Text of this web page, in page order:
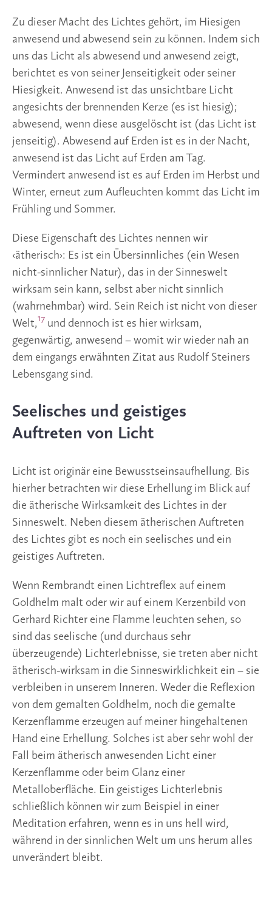
Zu dieser Macht des Lichtes gehört, im Hiesigen
anwesend und abwesend sein zu können. Indem sich
uns das Licht als abwesend und anwesend zeigt,
berichtet es von seiner Jenseitigkeit oder seiner
Hiesigkeit. Anwesend ist das unsichtbare Licht
angesichts der brennenden Kerze (es ist hiesig);
abwesend, wenn diese ausgelöscht ist (das Licht ist
jenseitig). Abwesend auf Erden ist es in der Nacht,
anwesend ist das Licht auf Erden am Tag.
Vermindert anwesend ist es auf Erden im Herbst und
Winter, erneut zum Aufleuchten kommt das Licht im
Frühling und Sommer.
Diese Eigenschaft des Lichtes nennen wir
‹ätherisch›: Es ist ein Übersinnliches (ein Wesen
nicht-sinnlicher Natur), das in der Sinneswelt
wirksam sein kann, selbst aber nicht sinnlich
(wahrnehmbar) wird. Sein Reich ist nicht von dieser
Welt,17 und dennoch ist es hier wirksam,
gegenwärtig, anwesend – womit wir wieder nah an
dem eingangs erwähnten Zitat aus Rudolf Steiners
Lebensgang sind.
Seelisches und geistiges
Auftreten von Licht
Licht ist originär eine Bewusstseinsaufhellung. Bis
hierher betrachten wir diese Erhellung im Blick auf
die ätherische Wirksamkeit des Lichtes in der
Sinneswelt. Neben diesem ätherischen Auftreten
des Lichtes gibt es noch ein seelisches und ein
geistiges Auftreten.
Wenn Rembrandt einen Lichtreflex auf einem
Goldhelm malt oder wir auf einem Kerzenbild von
Gerhard Richter eine Flamme leuchten sehen, so
sind das seelische (und durchaus sehr
überzeugende) Lichterlebnisse, sie treten aber nicht
ätherisch-wirksam in die Sinneswirklichkeit ein – sie
verbleiben in unserem Inneren. Weder die Reflexion
von dem gemalten Goldhelm, noch die gemalte
Kerzenflamme erzeugen auf meiner hingehaltenen
Hand eine Erhellung. Solches ist aber sehr wohl der
Fall beim ätherisch anwesenden Licht einer
Kerzenflamme oder beim Glanz einer
Metalloberfläche. Ein geistiges Lichterlebnis
schließlich können wir zum Beispiel in einer
Meditation erfahren, wenn es in uns hell wird,
während in der sinnlichen Welt um uns herum alles
unverändert bleibt.